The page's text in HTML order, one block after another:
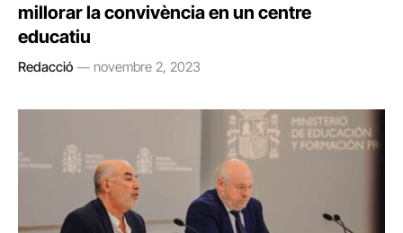
millorar la convivència en un centre
educatiu
Redacció novembre 2, 2023